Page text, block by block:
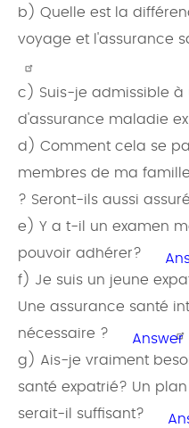
b) Quelle est la
voyage et l'assurance
c) Suis-je admissible à
d'assurance maladie
d) Comment cela se
membres de ma
? Seront-ils aussi
e) Y a t-il un examen
pouvoir adhérer?
f) Je suis un jeune
Une assurance santé
nécessaire ?
Answer
g) Ais-je vraiment
santé expatrié? Un
serait-il suffisant?